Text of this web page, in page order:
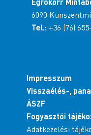
6090
Tel.: +36 (76)
Impresszum
Visszaélés-,
ÁSZF
Fogyasztói
Adatkezelési